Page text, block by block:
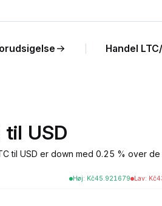
Handel
USD
til USD er down med 0.25 % over
Høj: Kč45.921679 Lav: Kč